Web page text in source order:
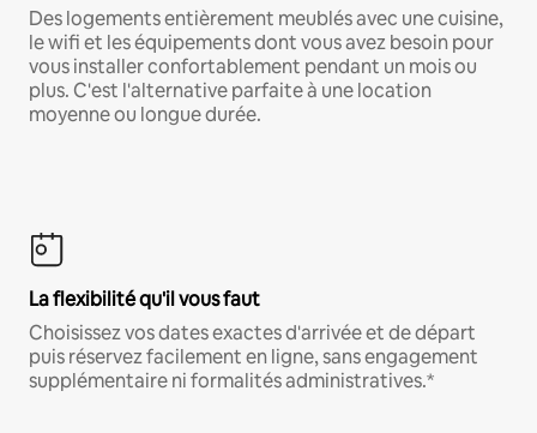
Des logements entièrement meublés avec une cuisine,
le wifi et les équipements dont vous avez besoin pour
vous installer confortablement pendant un mois ou
plus. C'est l'alternative parfaite à une location
moyenne ou longue durée.
La flexibilité qu'il vous faut
Choisissez vos dates exactes d'arrivée et de départ
puis réservez facilement en ligne, sans engagement
supplémentaire ni formalités administratives.*